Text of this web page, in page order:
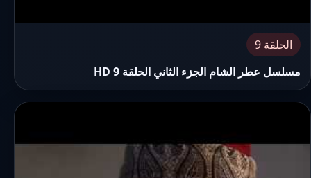
الحلقة 9
مسلسل عطر الشام الجزء الثاني الحلقة 9 HD